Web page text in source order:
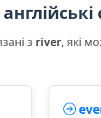
з river, які